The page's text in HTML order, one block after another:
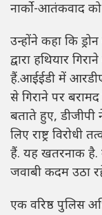
नार्को-आतंकवाद
उन्होंने कहा कि
द्वारा हथियार
हैं.आईईडी में
से गिराने पर
बताते हुए,
लिए राष्ट्र
हैं. यह खतरनाक
जवाबी कदम उठा
एक वरिष्ठ पुलिस